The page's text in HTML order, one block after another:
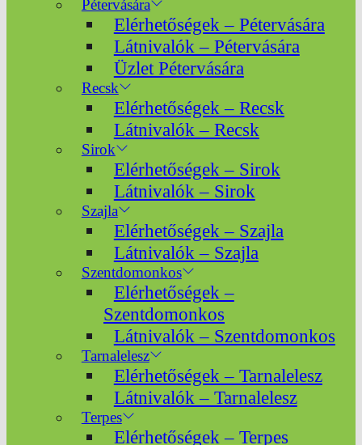
Pétervására
Elérhetőségek – Pétervására
Látnivalók – Pétervására
Üzlet Pétervására
Recsk
Elérhetőségek – Recsk
Látnivalók – Recsk
Sirok
Elérhetőségek – Sirok
Látnivalók – Sirok
Szajla
Elérhetőségek – Szajla
Látnivalók – Szajla
Szentdomonkos
Elérhetőségek –
Szentdomonkos
Látnivalók – Szentdomonkos
Tarnalelesz
Elérhetőségek – Tarnalelesz
Látnivalók – Tarnalelesz
Terpes
Elérhetőségek – Terpes